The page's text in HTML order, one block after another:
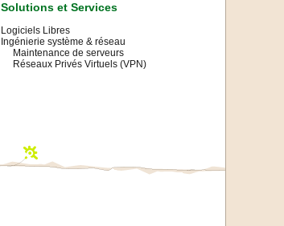
Solutions et Services
Logiciels Libres
Ingénierie système & réseau
Maintenance de serveurs
Réseaux Privés Virtuels (VPN)